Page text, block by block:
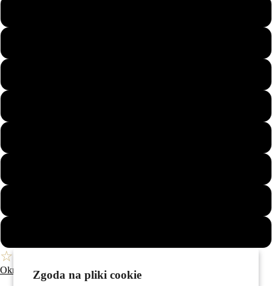
Zgoda na pliki cookie
☆
Określ rozmiar pierścionka